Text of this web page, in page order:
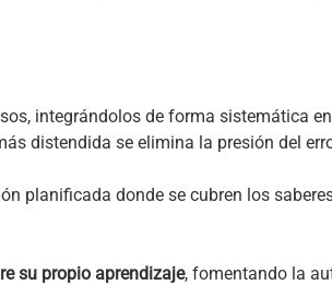
integrándolos de forma sistemática
distendida se elimina la presión del
planificada donde se cubren los
su propio aprendizaje, fomentando la